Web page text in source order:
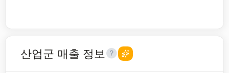
산업군 매출 정보